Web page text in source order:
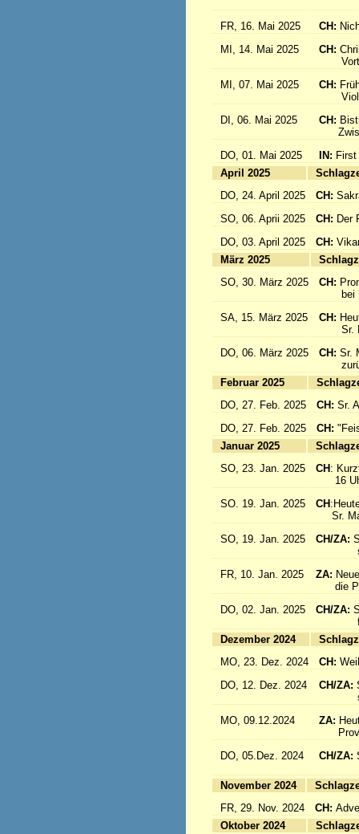
FR, 16. Mai 2025
CH:
MI, 14. Mai 2025
CH:
MI, 07. Mai 2025
CH:
DI, 06. Mai 2025
CH:
DO, 01. Mai 2025
IN:
April 2025
DO, 24. April 2025
CH:
SO, 06. Aprii 2025
CH: Der
DO, 03. April 2025
CH:
März 2025
SO, 30. März 2025
CH:
bei
SA, 15. März 2025
CH:
Sr.
DO, 06. März 2025
CH: Sr.
Februar 2025
DO, 27. Feb. 2025
CH: Sr.
DO, 27. Feb. 2025
CH:
Januar 2025
SO, 23. Jan. 2025
CH :
16
SO. 19. Jan. 2025
CH
Sr.
SO, 19. Jan. 2025
CH/ZA:
sind
FR, 10. Jan. 2025
ZA:
die
DO, 02. Jan. 2025
CH/ZA:
Dezember 2024
MO, 23. Dez. 2024
CH:
DO, 12. Dez. 2024
CH/ZA:
MO, 09.12.2024
ZA:
DO, 05.Dez. 2024
CH/ZA:
November 2024
FR, 29. Nov. 2024
CH:
Oktober 2024